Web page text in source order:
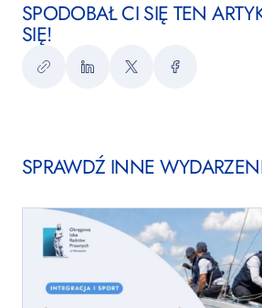
SPODOBAŁ CI SIĘ TEN
SIĘ!
KopiujLinkedInTwitter Facebook
SPRAWDŹ INNE